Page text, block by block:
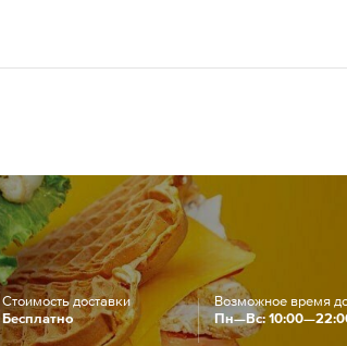
Стоимость доставки
Бесплатно
Возможное время
Пн—Вс: